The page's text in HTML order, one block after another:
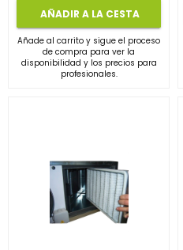
AÑADIR A LA CESTA
Añade al carrito y sigue el proceso
de compra para ver la
disponibilidad y los precios para
profesionales.